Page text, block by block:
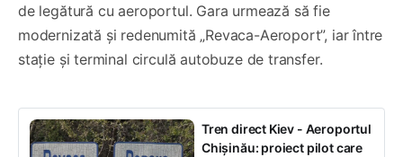
de legătură cu aeroportul. Gara urmează să fie
modernizată și redenumită „Revaca-Aeroport”, iar între
stație și terminal circulă autobuze de transfer.
Tren direct Kiev - Aeroportul
Chișinău: proiect pilot care